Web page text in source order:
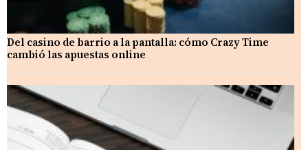
Del casino de barrio a la pantalla: cómo Crazy Time
cambió las apuestas online